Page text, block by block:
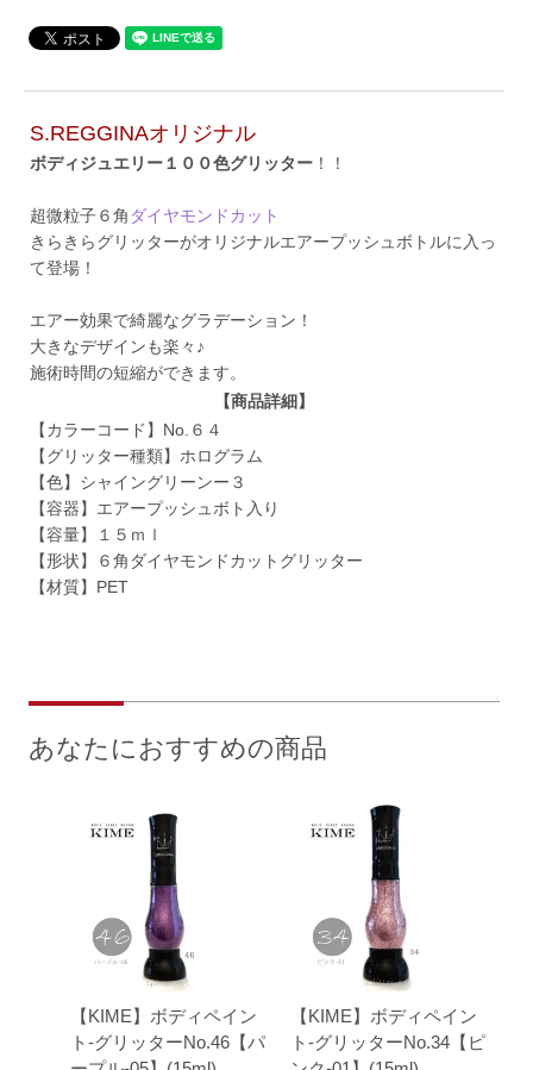
S.REGGINAオリジナル
ボディジュエリー１００色グリッター ！！
超微粒子６角 ダイヤモンドカット
きらきらグリッターがオリジナルエアープッシュボトルに入っ
て登場！
エアー効果で綺麗なグラデーション！
大きなデザインも楽々♪
施術時間の短縮ができます。
【商品詳細】
【カラーコード】No.６４
【グリッター種類】ホログラム
【色】シャイングリーンー３
【容器】エアープッシュボト入り
【容量】１５ｍｌ
【形状】６角ダイヤモンドカットグリッター
【材質】PET
あなたにおすすめの商品
【KIME】ボディペイン
ト-グリッターNo.46【パ
【KIME】ボディペイン
ト-グリッターNo.34【ピ